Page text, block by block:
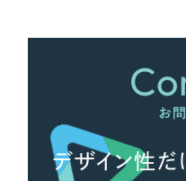
お
デザイン性だ